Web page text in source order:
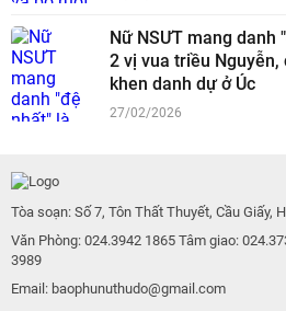
Nữ NSƯT mang danh
2 vị vua triều
khen danh dự ở Úc
27/02/2026
Tòa soạn: Số 7, Tôn Thất Thuyết, Cầu Giấy,
Văn Phòng: 024.3942 1865 Tâm giao:
3989
Email: baophunuthudo@gmail.com